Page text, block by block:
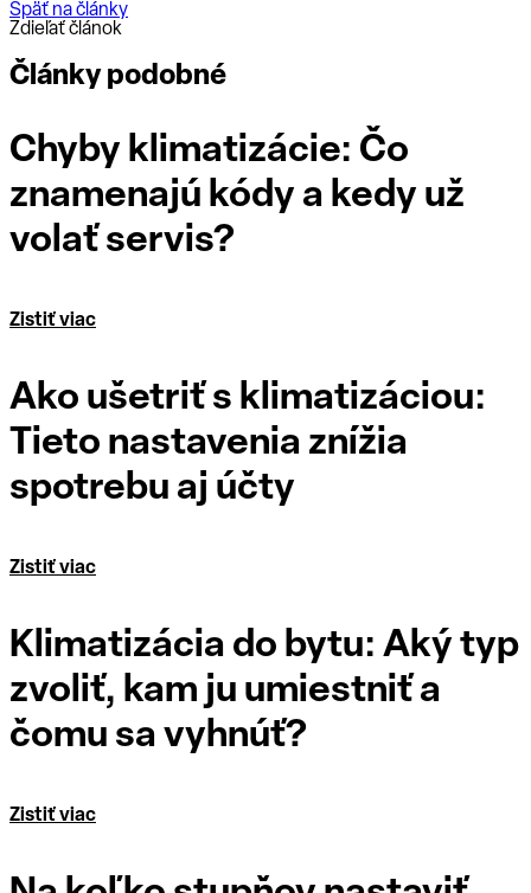
Späť na články
Zdieľať článok
Články podobné
Chyby klimatizácie: Čo
znamenajú kódy a kedy už
volať servis?
Zistiť viac
Ako ušetriť s klimatizáciou:
Tieto nastavenia znížia
spotrebu aj účty
Zistiť viac
Klimatizácia do bytu: Aký typ
zvoliť, kam ju umiestniť a
čomu sa vyhnúť?
Zistiť viac